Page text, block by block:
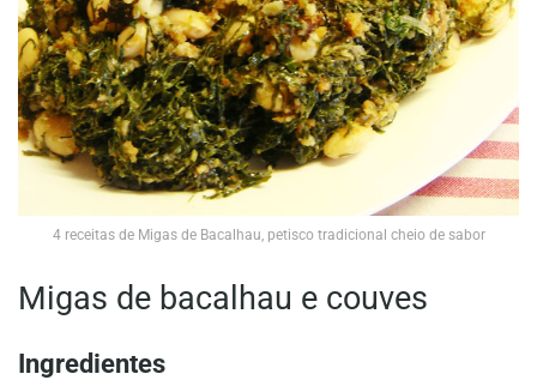
4 receitas de Migas de Bacalhau, petisco tradicional cheio de sabor
Migas de bacalhau e couves
Ingredientes